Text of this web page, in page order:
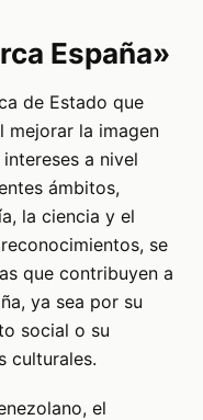
España»
de Estado que
mejorar la imagen
a nivel
ámbitos,
la ciencia y el
se
que contribuyen a
ya sea por su
social o su
culturales.
el